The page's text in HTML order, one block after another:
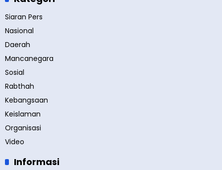
Siaran Pers
Nasional
Daerah
Mancanegara
Sosial
Rabthah
Kebangsaan
Keislaman
Organisasi
Video
Informasi